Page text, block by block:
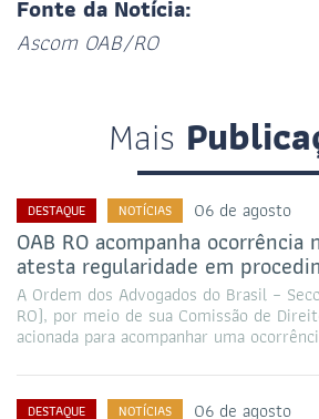
Fonte da Notícia:
Ascom OAB/RO
Mais
DESTAQUE NOTÍCIAS 06 de agosto
OAB RO acompanha ocorrência
atesta regularidade em
A Ordem dos Advogados do Brasil –
RO), por meio de sua Comissão de
acionada para acompanhar uma
DESTAQUE NOTÍCIAS 06 de agosto